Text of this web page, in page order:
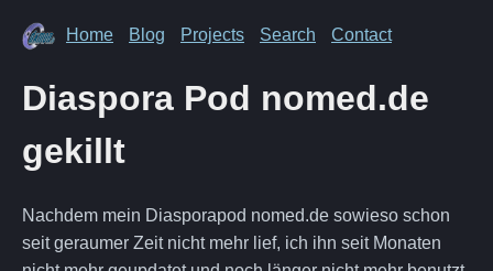
Home Blog Projects Search Contact
Diaspora Pod nomed.de
gekillt
Nachdem mein Diasporapod nomed.de sowieso schon
seit geraumer Zeit nicht mehr lief, ich ihn seit Monaten